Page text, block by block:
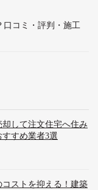
口コミ・評判・施工
却して注文住宅へ住み
すめ業者3選
コストを抑える！建築